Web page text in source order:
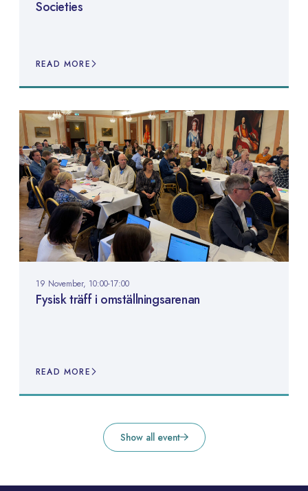
Societies
READ MORE
19 November, 10:00-17:00
Fysisk träff i omställningsarenan
READ MORE
Show all event